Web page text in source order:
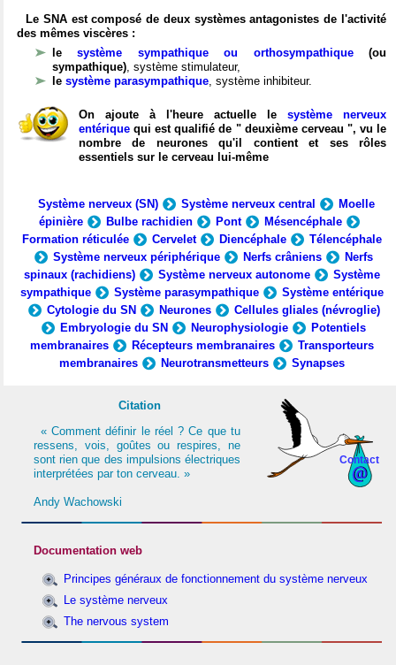
Le SNA est composé de deux systèmes antagonistes de l'activité
des mêmes viscères :
lesystème sympathique ou orthosympathique(ou
sympathique), système stimulateur,
le système parasympathique, système inhibiteur.
On ajoute à l'heure actuelle le système nerveux
entérique qui est qualifié de " deuxième cerveau ", vu le
nombre de neurones qu'il contient et ses rôles
essentiels sur le cerveau lui-même
Système nerveux (SN) Système nerveux central
Moelle
épinière
Bulbe rachidien Pont
Mésencéphale
Formation réticulée
Cervelet Diencéphale
Télencéphale
Système nerveux périphérique
Nerfs crâniens
Nerfs
spinaux (rachidiens)
Système nerveux autonome
Système
sympathique
Système parasympathique
Système entérique
Cytologie du SN
Neurones
Cellules gliales (névroglie)
Embryologie du SN
Neurophysiologie
Potentiels
membranaires
Récepteurs membranaires
Transporteurs
membranaires
Neurotransmetteurs Synapses
Contact
Citation
« Comment définir le réel ? Ce que tu
ressens, vois, goûtes ou respires, ne
sont rien que des impulsions électriques
interprétées par ton cerveau. »
Andy Wachowski
Documentation web
Principes généraux de fonctionnement du système nerveux
Le système nerveux
The nervous system